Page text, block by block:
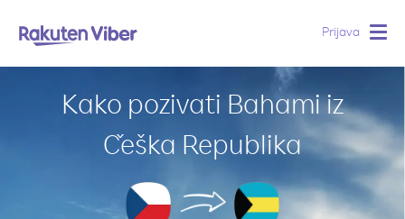
Prijava
Kako pozivati Bahami iz
Češka Republika